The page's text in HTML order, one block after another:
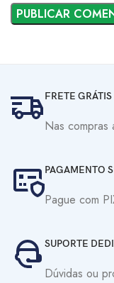
FRETE GRÁTIS
Nas compras
PAGAMENTO
Pague com
SUPORTE
Dúvidas ou